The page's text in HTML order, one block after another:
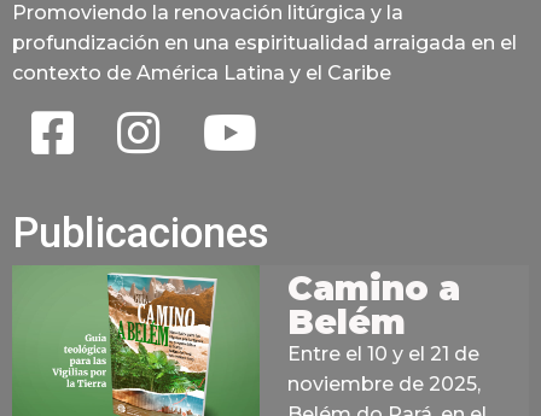
Promoviendo la renovación litúrgica y la
profundización en una espiritualidad arraigada en el
contexto de América Latina y el Caribe
Publicaciones
Camino a
Belém
Entre el 10 y el 21 de
noviembre de 2025,